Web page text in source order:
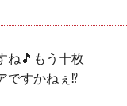
ね🎵もう十枚
ですかねぇ⁉